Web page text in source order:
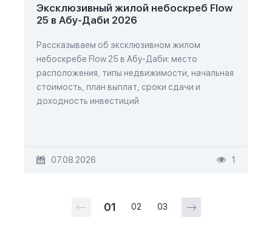
Эксклюзивный жилой небоскреб Flow
25 в Абу-Даби 2026
Рассказываем об эксклюзивном жилом
небоскребе Flow 25 в Абу-Даби: место
расположения, типы недвижимости, начальная
стоимость, план выплат, сроки сдачи и
доходность инвестиций
07.08.2026 1
01 02 03